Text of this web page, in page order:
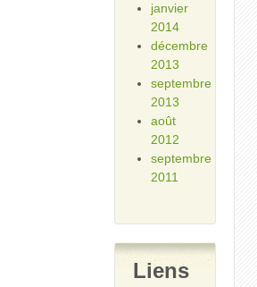
janvier
2014
décembre
2013
septembre
2013
août
2012
septembre
2011
Liens